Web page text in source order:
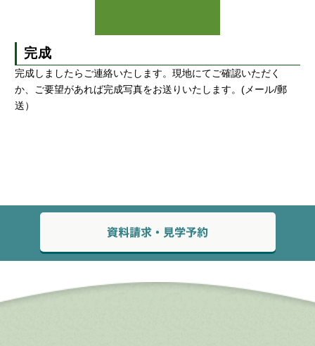
完成
完成しましたらご連絡いたします。現地にてご確認いただく
か、ご要望があれば完成写真をお送りいたします。(メール/郵
送）